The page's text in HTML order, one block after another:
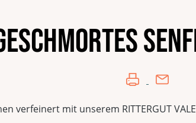
verfeinert mit unserem RITTERGUT